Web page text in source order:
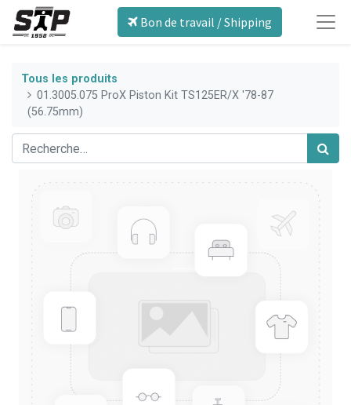
Bon de travail / Shipping
Tous les produits
01.3005.075 ProX Piston Kit TS125ER/X '78-87
(56.75mm)